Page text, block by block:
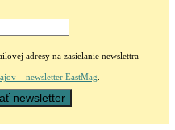
adresy na zasielanie newslettra -
– newsletter EastMag